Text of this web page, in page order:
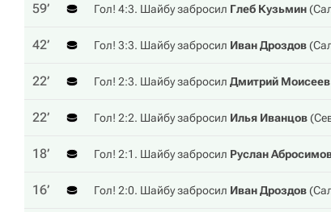
59‎’‎ Гол! 4:3. Шайбу забросил Глеб Кузьмин(
42‎’‎ Гол! 3:3. Шайбу забросил Иван Дроздов(
22‎’‎ Гол! 2:3. Шайбу забросил Дмитрий Моисеев
22‎’‎ Гол! 2:2. Шайбу забросил Илья Иванцов(
18‎’‎ Гол! 2:1. Шайбу забросил Руслан
16‎’‎ Гол! 2:0. Шайбу забросил Иван Дроздов(